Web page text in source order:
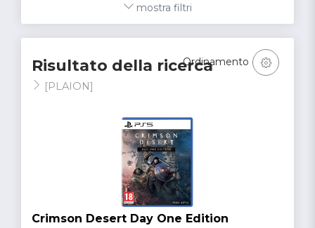
mostra filtri
Risultato della ricerca
[PLAION]
Ordinamento
Crimson Desert Day One Edition